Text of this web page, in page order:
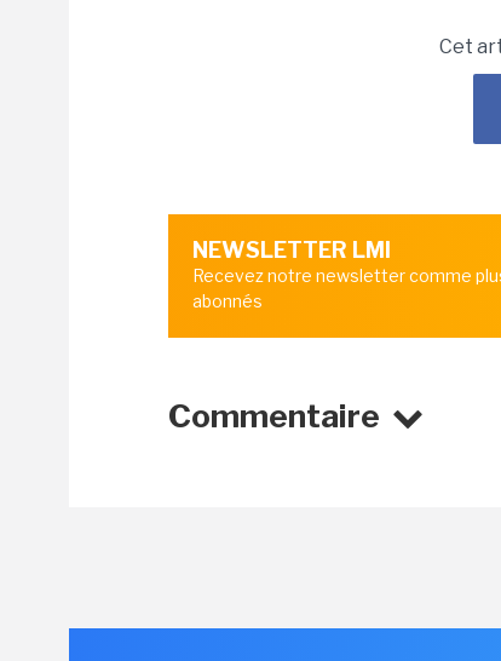
Cet
NEWSLETTER LMI
Recevez notre newsletter comme
abonnés
Commentaire